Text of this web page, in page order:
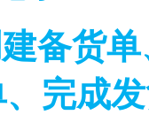
备货
、完成